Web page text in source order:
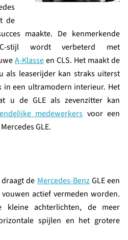
de
maakte. De kenmerkende
stijl wordt verbeterd met
A-Klasseen CLS. Het maakt de
als leaserijder kan straks uiterst
een ultramodern interieur. Het
u de GLE als zevenzitter kan
medewerkers voor een
GLE.
draagt de Mercedes-BenzGLE een
actief vermeden worden.
kleine achterlichten, de meer
spijlen en het grotere